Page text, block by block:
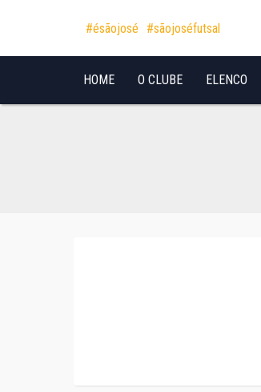
Pular para o conteúdo
#ésãojosé #sãojoséfutsal
HOME O CLUBE ELENCO